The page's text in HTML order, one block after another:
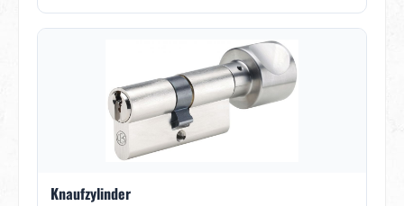
Knaufzylinder